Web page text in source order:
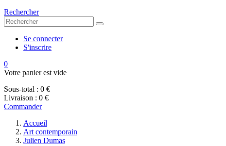
Rechercher
Se connecter
S'inscrire
0
Votre panier est vide
Sous-total : 0 €
Livraison : 0 €
Commander
Accueil
Art contemporain
Julien Dumas